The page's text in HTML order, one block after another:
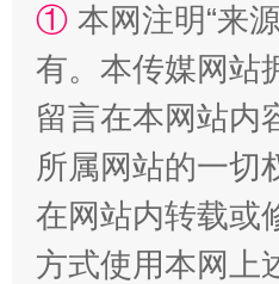
① 本网注明“来
有。本传媒网站
留言在本网站内
所属网站的一切
在网站内转载或
方式使用本网上